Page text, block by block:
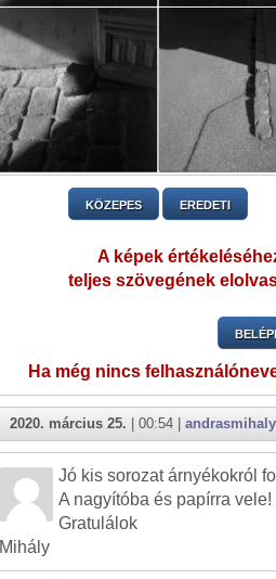
KÖZEPES EREDETI
A képek
teljes szövegének
Ha még nincs
2020. március 25. | 00:54 | andrasmihaly
Jó kis sorozat árnyékokról
A nagyítóba és papírra vele!
Gratulálok
Mihály